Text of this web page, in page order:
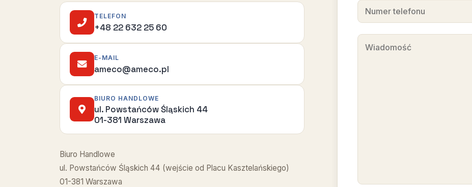
TELEFON
+48 22 632 25 60
E-MAIL
ameco@ameco.pl
BIURO HANDLOWE
ul. Powstańców Śląskich 44
01-381 Warszawa
Biuro Handlowe
ul. Powstańców Śląskich 44 (wejście od Placu Kasztelańskiego)
01-381 Warszawa